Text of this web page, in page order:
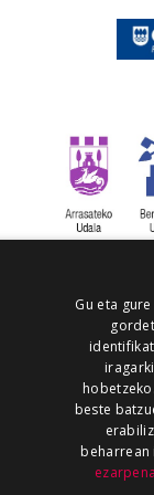
ALEA
Gu eta
hobetzeko.
beste
beharrean